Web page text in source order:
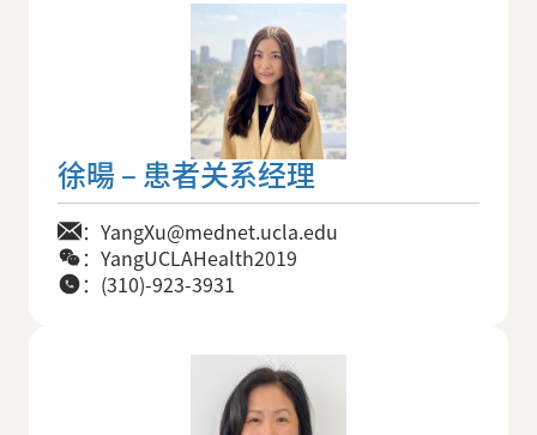
徐暘 – 患者关系经理
：YangXu@mednet.ucla.edu
：YangUCLAHealth2019
：(310)-923-3931